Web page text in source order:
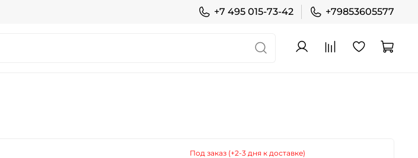
+7 495 015-73-42 +79853605577
Под заказ (+2-3 дня к доставке)